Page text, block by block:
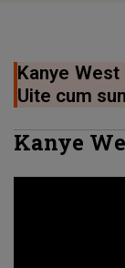
Kanye
Uite cum
Kanye